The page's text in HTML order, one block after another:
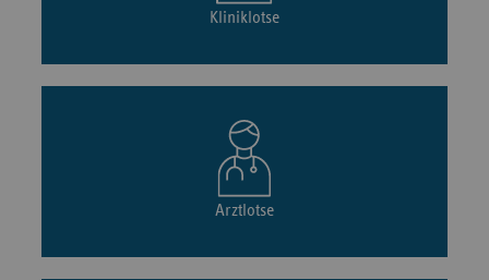
Kliniklotse
Arztlotse